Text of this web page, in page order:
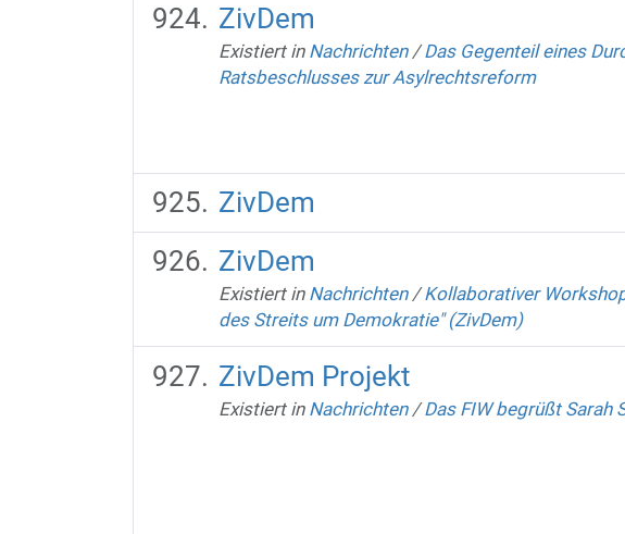
ZivDem
Existiert in Nachrichten /Das Gegenteil eines
Ratsbeschlusses zur Asylrechtsreform
ZivDem
ZivDem
Existiert in Nachrichten /Kollaborativer
des Streits um Demokratie" (ZivDem)
ZivDem Projekt
Existiert in Nachrichten /Das FIW begrüßt Sarah